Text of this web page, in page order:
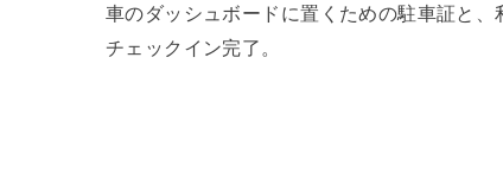
車のダッシュボードに置くための駐車証と
チェックイン完了。